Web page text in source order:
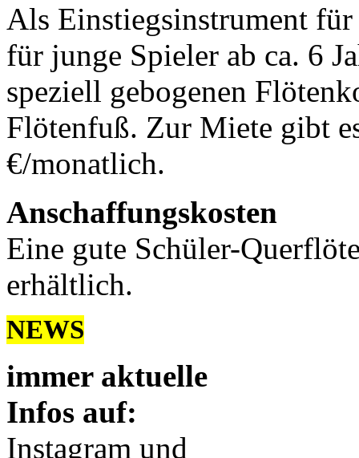
Als Einstiegsinstrument
für junge Spieler ab ca. 6
speziell gebogenen
Flötenfuß. Zur Miete gibt
€/monatlich.
Anschaffungskosten
Eine gute Schüler-
erhältlich.
NEWS
immer aktuelle
Infos auf:
Instagram und